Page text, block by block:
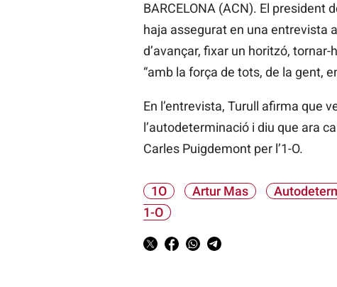
BARCELONA (ACN). El president
haja assegurat en una entrevista
d’avançar, fixar un horitzó,
“amb la força de tots, de la gent,
En l’entrevista, Turull afirma que
l’autodeterminació i diu que ara
Carles Puigdemont per l’1-O.
1O Artur Mas
1-O